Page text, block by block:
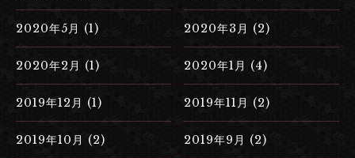
2020年5月 (1) 2020年3月 (2)
2020年2月 (1) 2020年1月 (4)
2019年12月 (1) 2019年11月 (2)
2019年10月 (2) 2019年9月 (2)